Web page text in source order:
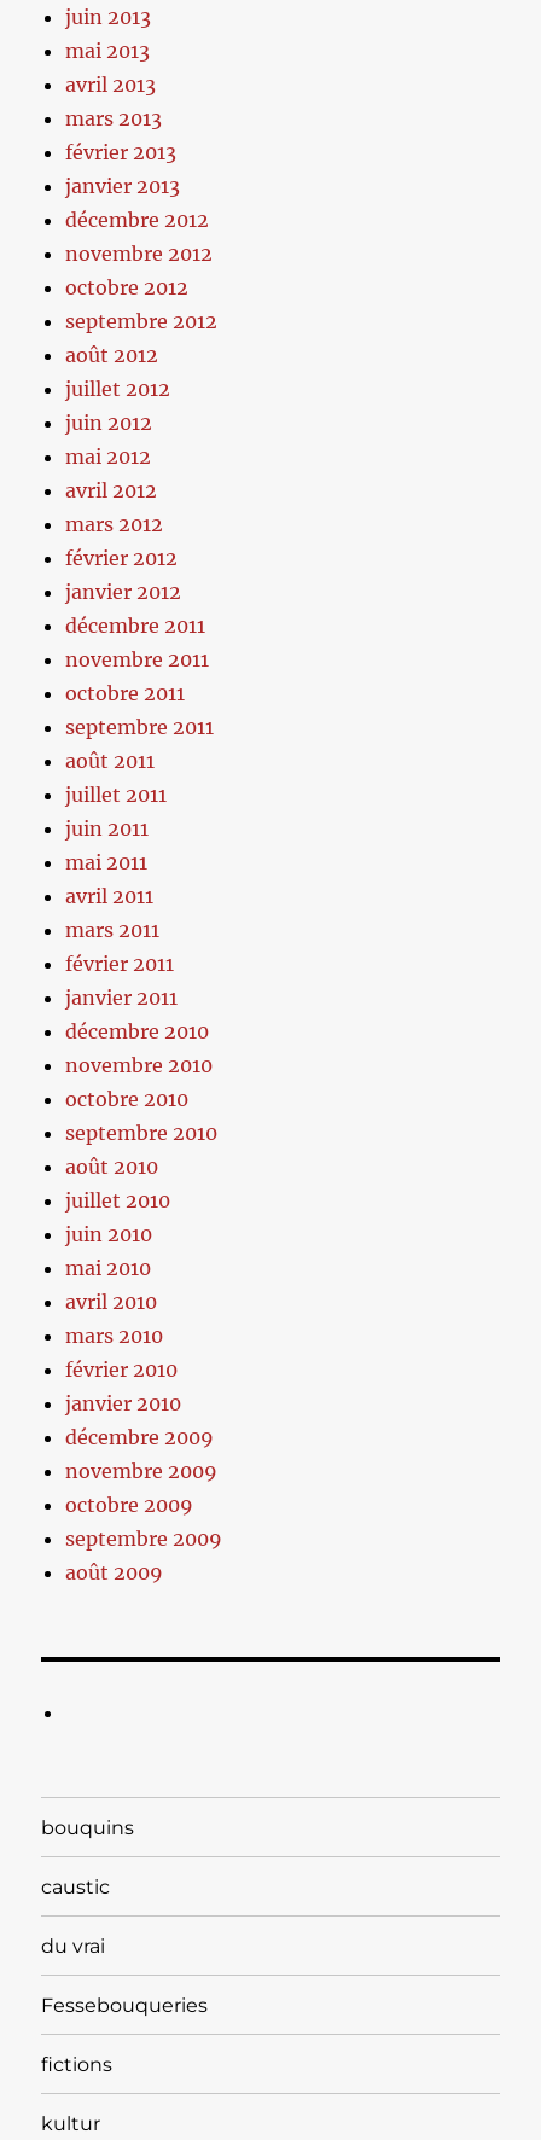
juin 2013
mai 2013
avril 2013
mars 2013
février 2013
janvier 2013
décembre 2012
novembre 2012
octobre 2012
septembre 2012
août 2012
juillet 2012
juin 2012
mai 2012
avril 2012
mars 2012
février 2012
janvier 2012
décembre 2011
novembre 2011
octobre 2011
septembre 2011
août 2011
juillet 2011
juin 2011
mai 2011
avril 2011
mars 2011
février 2011
janvier 2011
décembre 2010
novembre 2010
octobre 2010
septembre 2010
août 2010
juillet 2010
juin 2010
mai 2010
avril 2010
mars 2010
février 2010
janvier 2010
décembre 2009
novembre 2009
octobre 2009
septembre 2009
août 2009
bouquins
caustic
du vrai
Fessebouqueries
fictions
kultur